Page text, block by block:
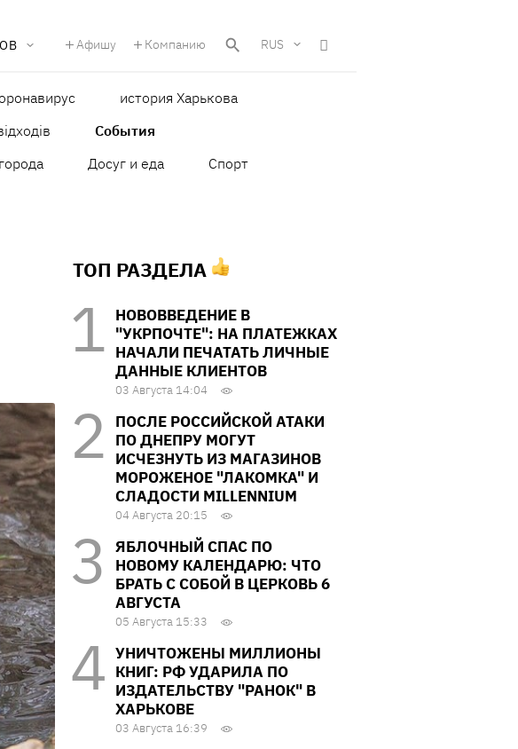
Афишу Компанию RUS
история Харькова
События
Досуг и еда
Спорт
ТОП РАЗДЕЛА
НОВОВВЕДЕНИЕ В
"УКРПОЧТЕ": НА ПЛАТЕЖКАХ
НАЧАЛИ ПЕЧАТАТЬ ЛИЧНЫЕ
ДАННЫЕ КЛИЕНТОВ
03 Августа 14:04
ПОСЛЕ РОССИЙСКОЙ АТАКИ
ПО ДНЕПРУ МОГУТ
ИСЧЕЗНУТЬ ИЗ МАГАЗИНОВ
МОРОЖЕНОЕ "ЛАКОМКА" И
СЛАДОСТИ MILLENNIUM
04 Августа 20:15
ЯБЛОЧНЫЙ СПАС ПО
НОВОМУ КАЛЕНДАРЮ: ЧТО
БРАТЬ С СОБОЙ В ЦЕРКОВЬ 6
АВГУСТА
05 Августа 15:33
УНИЧТОЖЕНЫ МИЛЛИОНЫ
КНИГ: РФ УДАРИЛА ПО
ИЗДАТЕЛЬСТВУ "РАНОК" В
ХАРЬКОВЕ
03 Августа 16:39